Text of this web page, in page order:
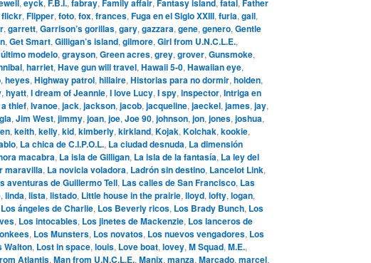
, eyck, F.B.I., fabray, Family affair, Fantasy island, fatal, Father
flickr, Flipper, foto, fox, frances, Fuga en el Siglo XXIII, furia, gail,
, garrett, Garrison’s gorillas, gary, gazzara, gene, genero, Gentle
, Get Smart, Gilligan’s island, gilmore, Girl from U.N.C.L.E.,
modelo, grayson, Green acres, grey, grover, Gunsmoke,
, harriet, Have gun will travel, Hawaii 5-0, Hawaiian eye,
, heyes, Highway patrol, hillaire, Historias para no dormir, holden,
, hyatt, I dream of Jeannie, I love Lucy, I spy, inspector, Intriga en
thief, Ivanoe, jack, jackson, jacob, jacqueline, jaeckel, james, jay,
, Jim West, jimmy, joan, joe, Joe 90, johnson, jon, jones, joshua,
, keith, kelly, kid, kimberly, kirkland, Kojak, Kolchak, kookie,
, La chica de C.I.P.O.L., La ciudad desnuda, La dimensión
macabra, La isla de Gilligan, La isla de la fantasía, La ley del
maravilla, La novicia voladora, Ladrón sin destino, Lancelot Link,
aventuras de Guillermo Tell, Las calles de San Francisco, Las
, linda, lista, listado, Little house in the prairie, lloyd, lofty, logan,
Los ángeles de Charlie, Los Beverly ricos, Los Brady Bunch, Los
, Los intocables, Los jinetes de Mackenzie, Los lanceros de
, Los Munsters, Los novatos, Los nuevos vengadores, Los
Walton, Lost in space, louis, Love boat, lovey, M Squad, M.E.,
Atlantis, Man from U.N.C.L.E., Manix, manza, Marcado, marcel,